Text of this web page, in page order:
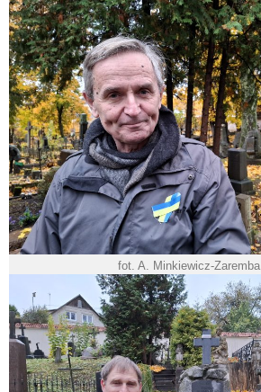
fot. A. Minkiewicz-Zaremba